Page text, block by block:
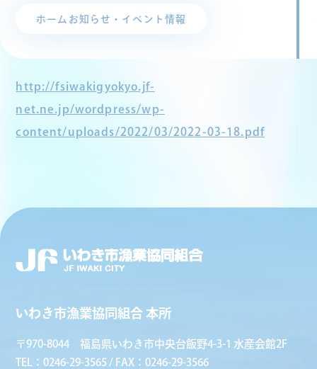
ホーム お知らせ・イベント情報
http://fsiwakigyokyo.jf-
net.ne.jp/wordpress/wp-
content/uploads/2022/03/2022-03-18.pdf
いわき市漁業協同組合 本所
〒970-8044 福島県いわき市中央台飯野4-3-1 水産会館2F
TEL：0246-29-3565 / FAX：0246-29-3566